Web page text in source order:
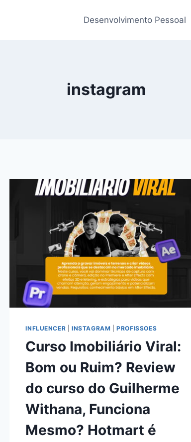
Desenvolvimento Pessoal
instagram
INFLUENCER |INSTAGRAM |PROFISSOES
Curso Imobiliário Viral:
Bom ou Ruim? Review
do curso do Guilherme
Withana, Funciona
Mesmo? Hotmart é